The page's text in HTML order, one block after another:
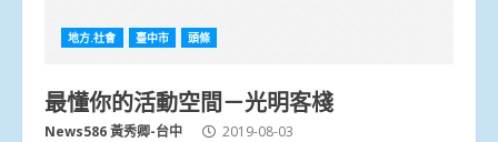
地方.社會 臺中市 頭條
最懂你的活動空間－光明客棧
News586 黃秀卿-台中 2019-08-03